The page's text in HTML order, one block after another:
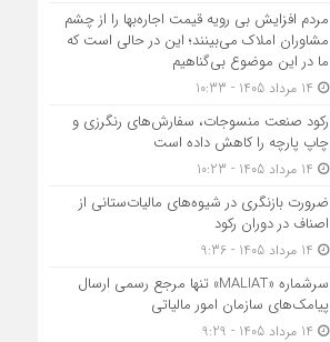
مردم افزایش بی رویه قیمت اجاره‌بها را از چشم
مشاوران املاک می‌بینند؛ این در حالی است که
ما در این موضوع بی‌گناهیم
رکود صنعت منسوجات، سفارش‌های رنگرزی و
چاپ پارچه را کاهش داده است
ضرورت بازنگری در شیوه‌های مالیات‌ستانی از
اصناف در دوران رکود
سرشماره «MALIAT» تنها مرجع رسمی ارسال
پیامک‌های سازمان امور مالیاتی